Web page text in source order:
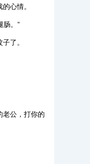
心情。
肠。”
了。
老公，打你的